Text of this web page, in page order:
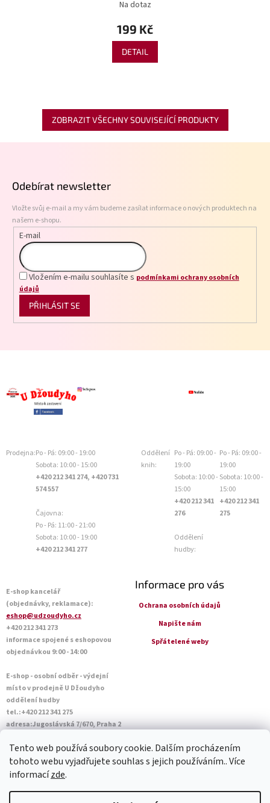
Tento web používá soubory cookie. Dalším procházením
tohoto webu vyjadřujete souhlas s jejich používáním.. Více
informacízde.
Na dotaz
199 Kč
DETAIL
ZOBRAZIT VŠECHNY SOUVISEJÍCÍ PRODUKTY
Odebírat newsletter
Vložte svůj e-mail a my vám budeme zasílat informace o nových produktech na
našem e-shopu.
E-mail
Vložením e-mailu souhlasíte s podmínkami ochrany osobních
údajů
PŘIHLÁSIT SE
Prodejna:Po - Pá: 09:00 - 19:00
Sobota: 10:00 - 15:00
+420 212 341 274, +420 731
574 557
Čajovna:
Po - Pá: 11:00 - 21:00
Sobota: 10:00 - 19:00
+420 212 341 277
Oddělení
knih:
Po - Pá: 09:00 -
19:00
Sobota: 10:00 -
15:00
+420 212 341
276
Oddělení
hudby:
Po - Pá: 09:00 -
19:00
Sobota: 10:00 -
15:00
+420 212 341
275
E-shop kancelář
(objednávky, reklamace):
eshop@udzoudyho.cz
+420 212 341 273
informace spojené s eshopovou
objednávkou 9:00 - 14:00
E-shop - osobní odběr - výdejní
místo v prodejně U Džoudyho
oddělení hudby
tel.:+420 212 341 275
adresa:Jugoslávská 7/670, Praha 2
Sobota: 10:00 - 14:45
Informace pro vás
Ochrana osobních údajů
Napište nám
Spřátelené weby